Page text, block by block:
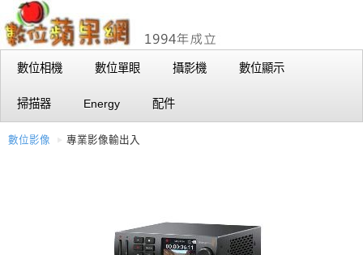
數位相機 數位單眼 攝影機 數位顯示
掃描器 Energy 配件
數位影像 專業影像輸出入